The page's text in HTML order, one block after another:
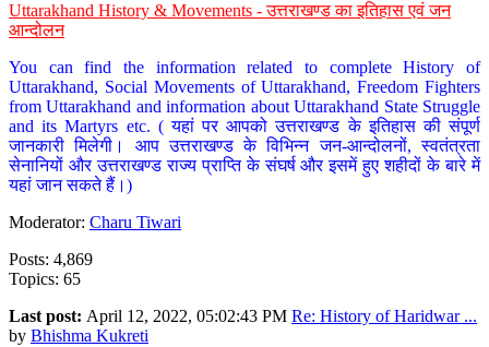
Uttarakhand History & Movements - उत्तराखण्ड का इतिहास एवं जन
आन्दोलन
You can find the information related to complete History of
Uttarakhand, Social Movements of Uttarakhand, Freedom Fighters
from Uttarakhand and information about Uttarakhand State Struggle
and its Martyrs etc. ( यहां पर आपको उत्तराखण्ड के इतिहास की संपूर्ण
जानकारी मिलेगी। आप उत्तराखण्ड के विभिन्न जन-आन्दोलनों, स्वतंत्रता
सेनानियों और उत्तराखण्ड राज्य प्राप्ति के संघर्ष और इसमें हुए शहीदों के बारे में
यहां जान सकते हैं।)
Moderator: Charu Tiwari
Posts: 4,869
Topics: 65
Last post: April 12, 2022, 05:02:43 PM Re: History of Haridwar ...
by Bhishma Kukreti